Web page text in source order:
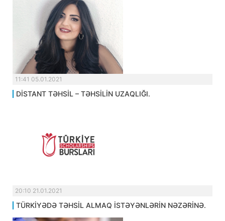
11:41 05.01.2021
DİSTANT TƏHSİL – TƏHSİLİN UZAQLIĞI.
20:10 21.01.2021
TÜRKİYƏDƏ TƏHSİL ALMAQ İSTƏYƏNLƏRİN NƏZƏRİNƏ.